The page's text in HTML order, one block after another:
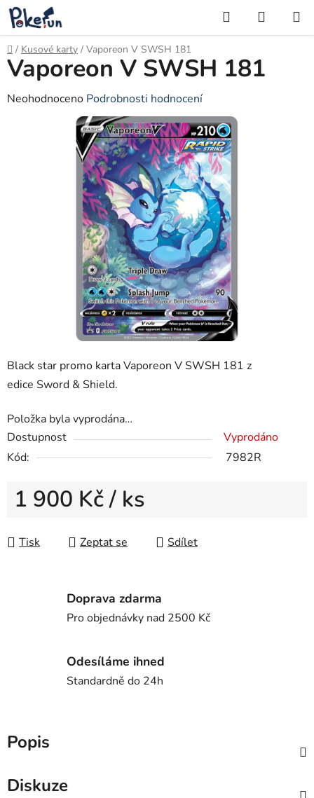
Přejít
na
obsah
Hledat
KOŠÍK
Domů
/ Kusové karty / Vaporeon V SWSH 181
Black star promo karta Vaporeon V SWSH 181 z
edice Sword & Shield.
Položka byla vyprodána…
Dostupnost
Vyprodáno
Kód:
7982R
1 900 Kč/ ks
Tisk
Zeptat se Sdílet
Vaporeon V SWSH 181
Průměrné
Neohodnoceno Podrobnosti hodnocení
Doprava zdarma
Pro objednávky nad 2500 Kč
Odesíláme ihned
Standardně do 24h
Popis
Diskuze